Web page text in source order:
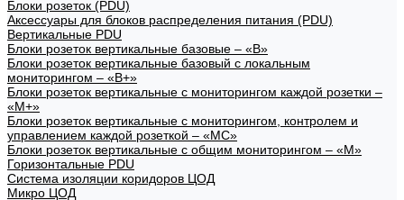
Блоки розеток (PDU)
Аксессуары для блоков распределения питания (PDU)
Вертикальные PDU
Блоки розеток вертикальные базовые – «В»
Блоки розеток вертикальные базовый с локальным
мониторингом – «В+»
Блоки розеток вертикальные с мониторингом каждой розетки –
«М+»
Блоки розеток вертикальные с мониторингом, контролем и
управлением каждой розеткой – «МС»
Блоки розеток вертикальные с общим мониторингом – «М»
Горизонтальные PDU
Система изоляции коридоров ЦОД
Микро ЦОД